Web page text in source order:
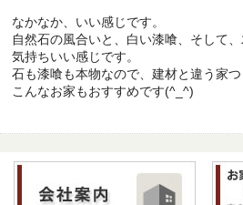
なかなか、いい感じです。
自然石の風合いと、白い漆喰、そして
気持ちいい感じです。
石も漆喰も本物なので、建材と違う家つ
こんなお家もおすすめです(^_^)